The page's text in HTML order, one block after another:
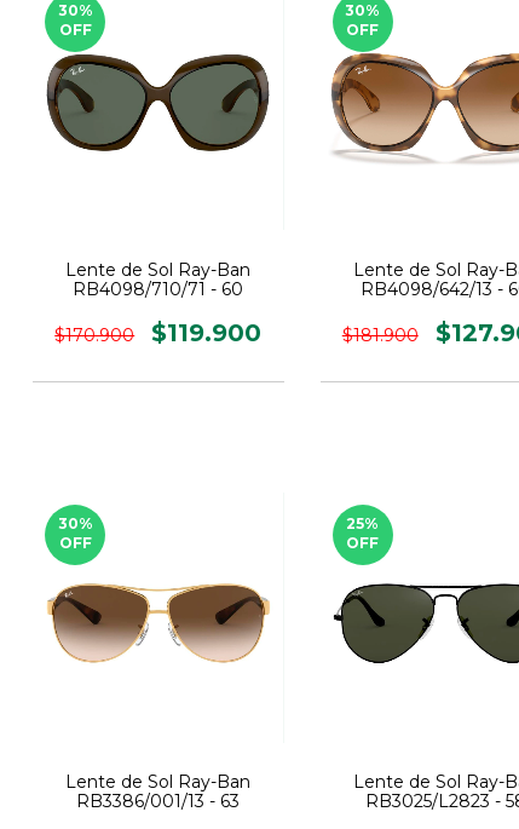
30%
OFF
Lente de Sol Ray-Ban
RB4098/710/71 - 60
$170.900 $119.900
30%
OFF
Lente de Sol Ray-
RB4098/642/13 -
$181.900
30%
OFF
Lente de Sol Ray-Ban
RB3386/001/13 - 63
25%
OFF
Lente de Sol Ray-
RB3025/L2823 -